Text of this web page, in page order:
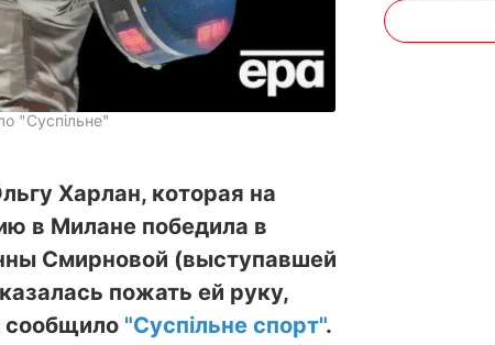
"Суспільне"
Харлан, которая на
в Милане победила в
Смирновой (выступавшей
пожать ей руку,
сообщило "Суспільне спорт".